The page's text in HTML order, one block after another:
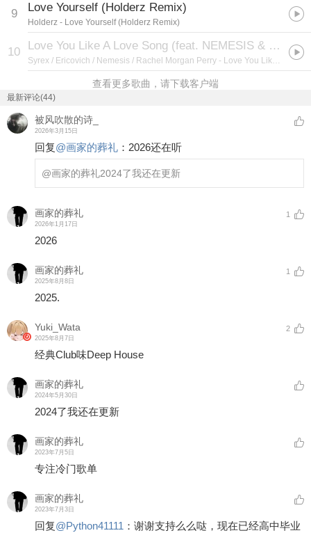
9 Love Yourself (Holderz Remix)
Holderz - Love Yourself (Holderz Remix)
10 Love You Like A Love Song (feat. NEMESIS & Rachel Morgan Perry) (Nightcore)
Syrex / Ericovich / Nemesis / Rachel Morgan Perry - Love You Like A Love Song (feat. NEMESIS & Rachel Morgan Perry) (Nightcore)
查看更多歌曲，请下载客户端
最新评论(44)
被风吹散的诗_
2026年3月15日
回复@画家的葬礼 ： 2026还在听
@画家的葬礼2024了我还在更新
画家的葬礼
2026年1月17日
1
2026
画家的葬礼
2025年8月8日
1
2025.
Yuki_Wata
2025年8月7日
2
经典Club味Deep House
画家的葬礼
2024年5月30日
2024了我还在更新
画家的葬礼
2023年7月5日
专注冷门歌单
画家的葬礼
2023年7月3日
回复@Python41111 ： 谢谢支持么么哒，现在已经高中毕业